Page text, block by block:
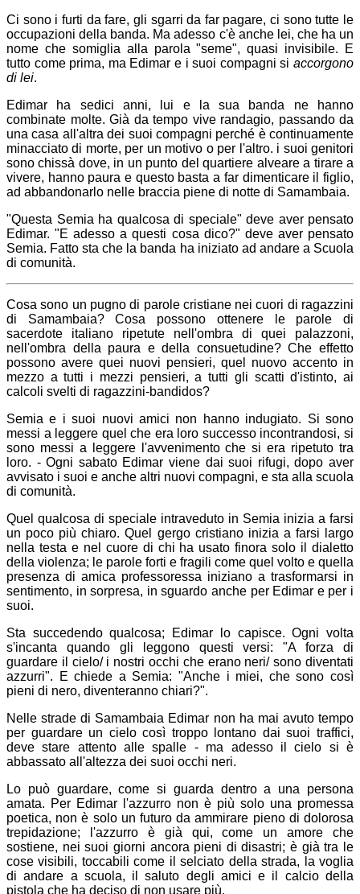
Ci sono i furti da fare, gli sgarri da far pagare, ci sono tutte le
occupazioni della banda. Ma adesso c'è anche lei, che ha un
nome che somiglia alla parola "seme", quasi invisibile. E
tutto come prima, ma Edimar e i suoi compagni si accorgono
di lei.
Edimar ha sedici anni, lui e la sua banda ne hanno
combinate molte. Già da tempo vive randagio, passando da
una casa all'altra dei suoi compagni perché è continuamente
minacciato di morte, per un motivo o per l'altro. i suoi genitori
sono chissà dove, in un punto del quartiere alveare a tirare a
vivere, hanno paura e questo basta a far dimenticare il figlio,
ad abbandonarlo nelle braccia piene di notte di Samambaia.
"Questa Semia ha qualcosa di speciale" deve aver pensato
Edimar. "E adesso a questi cosa dico?" deve aver pensato
Semia. Fatto sta che la banda ha iniziato ad andare a Scuola
di comunità.
Cosa sono un pugno di parole cristiane nei cuori di ragazzini
di Samambaia? Cosa possono ottenere le parole di
sacerdote italiano ripetute nell'ombra di quei palazzoni,
nell'ombra della paura e della consuetudine? Che effetto
possono avere quei nuovi pensieri, quel nuovo accento in
mezzo a tutti i mezzi pensieri, a tutti gli scatti d'istinto, ai
calcoli svelti di ragazzini-bandidos?
Semia e i suoi nuovi amici non hanno indugiato. Si sono
messi a leggere quel che era loro successo incontrandosi, si
sono messi a leggere l'avvenimento che si era ripetuto tra
loro. - Ogni sabato Edimar viene dai suoi rifugi, dopo aver
avvisato i suoi e anche altri nuovi compagni, e sta alla scuola
di comunità.
Quel qualcosa di speciale intraveduto in Semia inizia a farsi
un poco più chiaro. Quel gergo cristiano inizia a farsi largo
nella testa e nel cuore di chi ha usato finora solo il dialetto
della violenza; le parole forti e fragili come quel volto e quella
presenza di amica professoressa iniziano a trasformarsi in
sentimento, in sorpresa, in sguardo anche per Edimar e per i
suoi.
Sta succedendo qualcosa; Edimar lo capisce. Ogni volta
s'incanta quando gli leggono questi versi: "A forza di
guardare il cielo/ i nostri occhi che erano neri/ sono diventati
azzurri". E chiede a Semia: "Anche i miei, che sono così
pieni di nero, diventeranno chiari?".
Nelle strade di Samambaia Edimar non ha mai avuto tempo
per guardare un cielo così troppo lontano dai suoi traffici,
deve stare attento alle spalle - ma adesso il cielo si è
abbassato all'altezza dei suoi occhi neri.
Lo può guardare, come si guarda dentro a una persona
amata. Per Edimar l'azzurro non è più solo una promessa
poetica, non è solo un futuro da ammirare pieno di dolorosa
trepidazione; l'azzurro è già qui, come un amore che
sostiene, nei suoi giorni ancora pieni di disastri; è già tra le
cose visibili, toccabili come il selciato della strada, la voglia
di andare a scuola, il saluto degli amici e il calcio della
pistola che ha deciso di non usare più.